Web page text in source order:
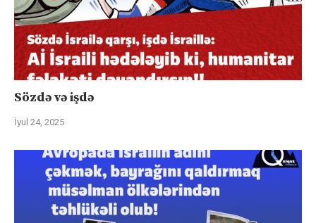
Sözdə və işdə
İyul 24, 2025